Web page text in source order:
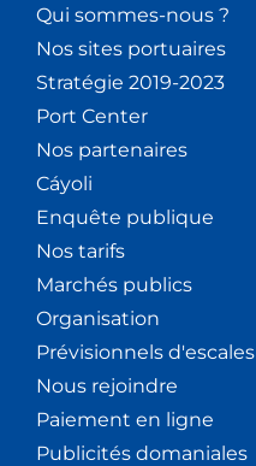
Qui sommes-nous ?
Nos sites portuaires
Stratégie 2019-2023
Port Center
Nos partenaires
Cáyoli
Enquête publique
Nos tarifs
Marchés publics
Organisation
Prévisionnels d'escales
Nous rejoindre
Paiement en ligne
Publicités domaniales